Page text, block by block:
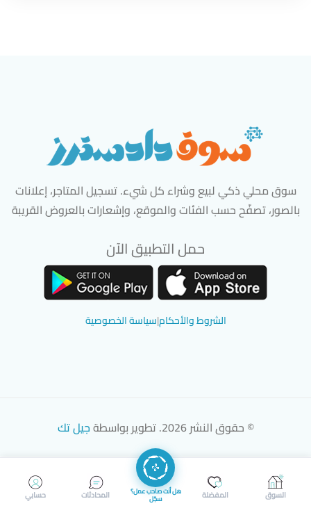
سوق محلي ذكي لبيع وشراء كل شيء. تسجيل المتاجر، إعلانات
بالصور، تصفّح حسب الفئات والموقع، وإشعارات بالعروض القريبة
حمل التطبيق الآن
الشروط والأحكام|سياسة الخصوصية
© حقوق النشر 2026. تطوير بواسطة جيل تك
حسابي المحادثات هل أنت صاحب عمل؟
سجّل المفضلة السوق